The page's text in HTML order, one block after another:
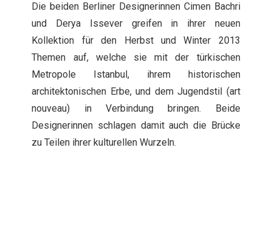
Die beiden Berliner Designerinnen Cimen Bachri
und Derya Issever greifen in ihrer neuen
Kollektion für den Herbst und Winter 2013
Themen auf, welche sie mit der türkischen
Metropole Istanbul, ihrem historischen
architektonischen Erbe, und dem Jugendstil (art
nouveau) in Verbindung bringen. Beide
Designerinnen schlagen damit auch die Brücke
zu Teilen ihrer kulturellen Wurzeln.